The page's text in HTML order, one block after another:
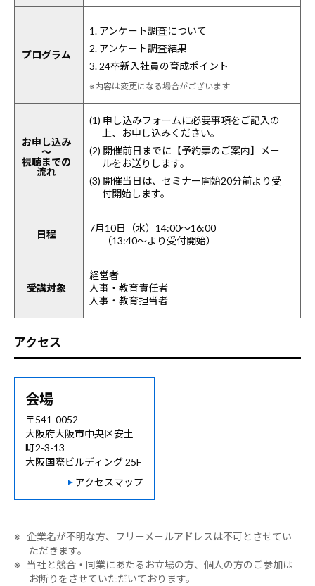
プログラム
1. アンケート調査について
2. アンケート調査結果
3. 24卒新入社員の育成ポイント
※内容は変更になる場合がございます
お申し込み
～
視聴までの
流れ
(1) 申し込みフォームに必要事項をご記入の
上、お申し込みください。
(2) 開催前日までに【予約票のご案内】メー
ルをお送りします。
(3) 開催当日は、セミナー開始20分前より受
付開始します。
日程
7月10日（水）14:00～16:00
（13:40～より受付開始）
受講対象
経営者
人事・教育責任者
人事・教育担当者
アクセス
会場
〒541-0052
大阪府大阪市中央区安土
町2-3-13
大阪国際ビルディング 25F
アクセスマップ
※ 企業名が不明な方、フリーメールアドレスは不可とさせてい
ただきます。
※ 当社と競合・同業にあたるお立場の方、個人の方のご参加は
お断りをさせていただいております。